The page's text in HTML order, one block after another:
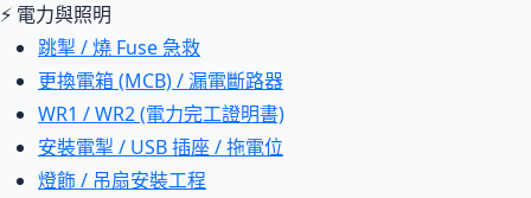
⚡ 電力與照明
跳掣 / 燒 Fuse 急救
更換電箱 (MCB) / 漏電斷路器
WR1 / WR2 (電力完工證明書)
安裝電掣 / USB 插座 / 拖電位
燈飾 / 吊扇安裝工程